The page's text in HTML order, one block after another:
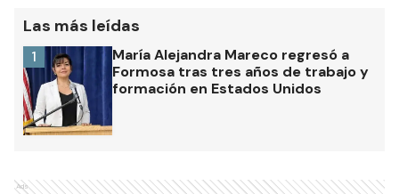
Las más leídas
María Alejandra Mareco regresó a
Formosa tras tres años de trabajo y
formación en Estados Unidos
1
Ads